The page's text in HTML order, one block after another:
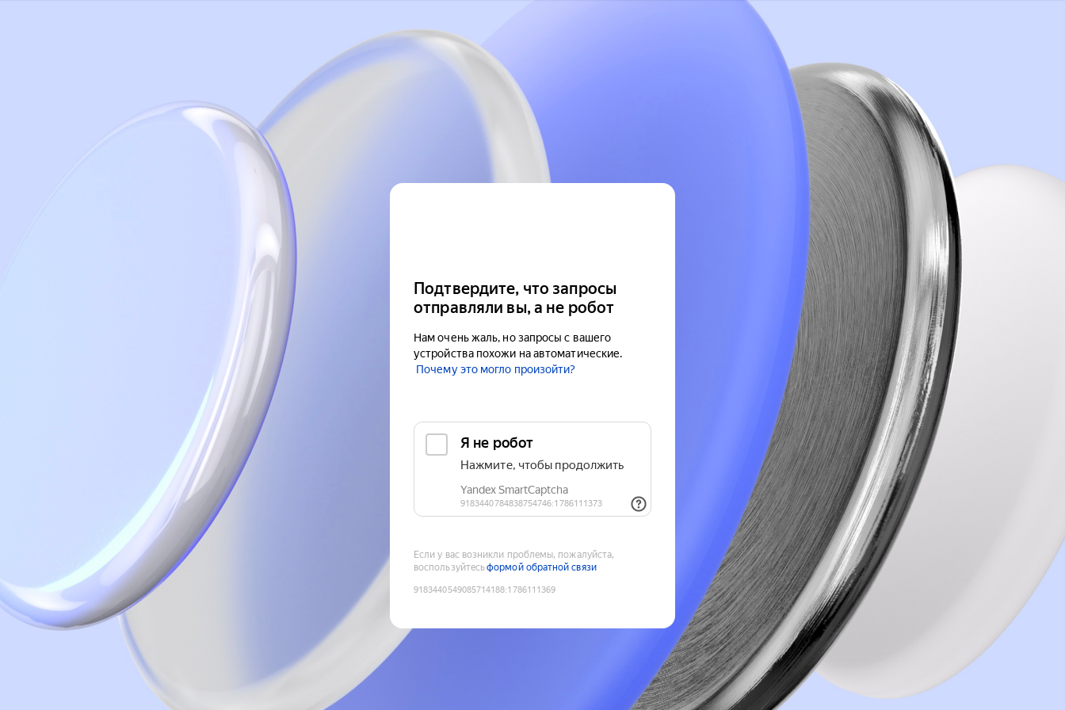
Подтвердите, что запросы
отправляли вы, а не робот
Нам очень жаль, но запросы с вашего
устройства похожи на автоматические.
Почему это могло произойти?
Если у вас возникли проблемы, пожалуйста,
воспользуйтесьформой обратной связи
9183440549085714188:1786111369